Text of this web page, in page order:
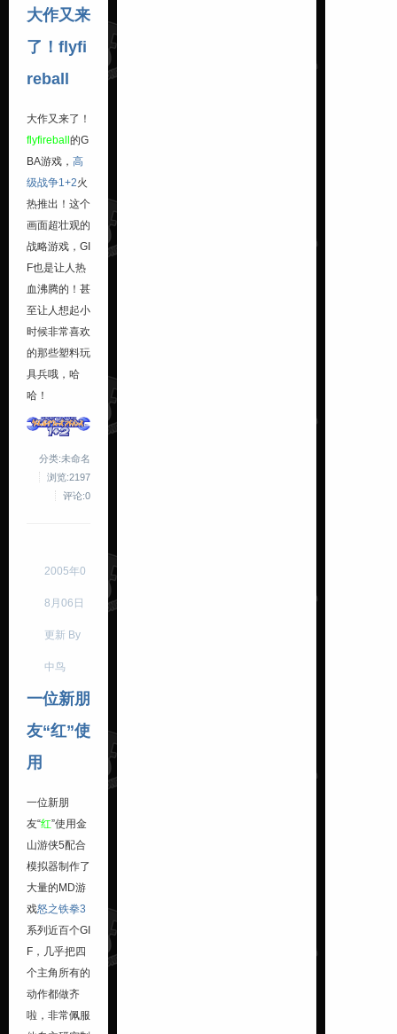
大作又来
了！flyfi
reball
大作又来了！
flyfireball的G
BA游戏， 高
级战争1+2火
热推出！这个
画面超壮观的
战略游戏，GI
F也是让人热
血沸腾的！甚
至让人想起小
时候非常喜欢
的那些塑料玩
具兵哦，哈
哈！
分类:未命名
浏览:2197
评论:0
2005年0
8月06日
更新 By
中鸟
一位新朋
友“红”使
用
一位新朋
友“红”使用金
山游侠5配合
模拟器制作了
大量的MD游
戏怒之铁拳3
系列近百个GI
F，几乎把四
个主角所有的
动作都做齐
啦，非常佩服